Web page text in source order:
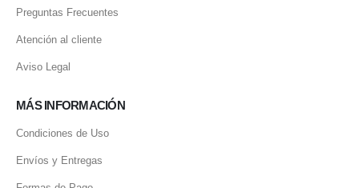
Nuestras Tiendas
Preguntas Frecuentes
Atención al cliente
Aviso Legal
MÁS INFORMACIÓN
Condiciones de Uso